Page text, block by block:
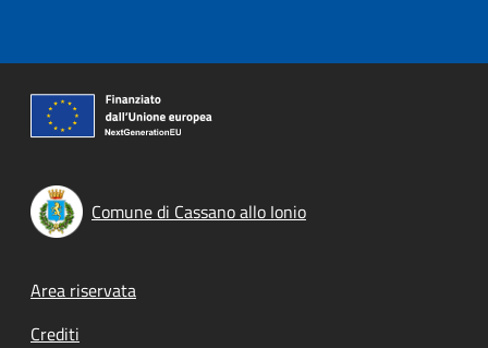
Comune di Cassano allo Ionio
Footer menu
Area riservata
Crediti